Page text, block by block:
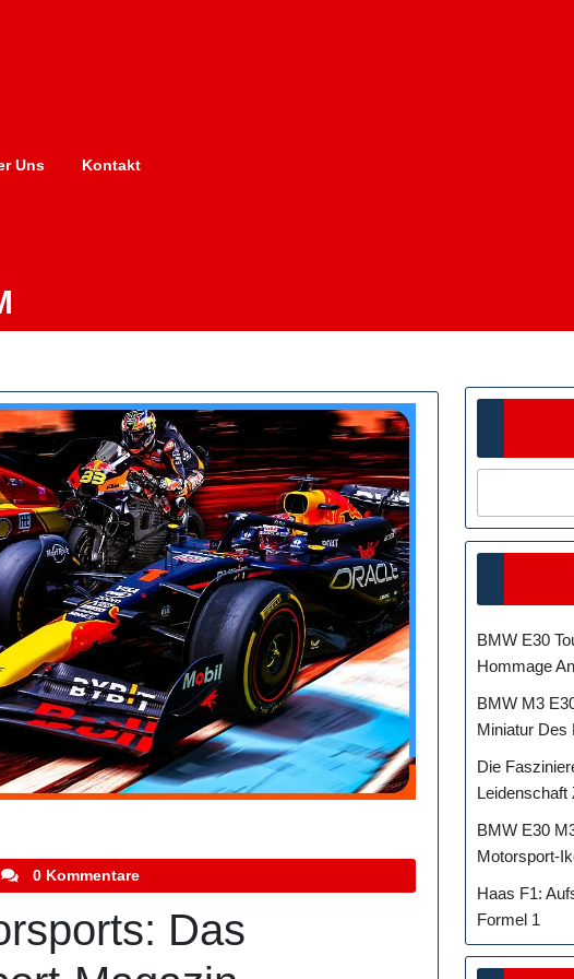
Uns Kontakt
stefanocoletti
0 Kommentare
Das
BMW E30
Hommage
BMW M3
Miniatur Des
Die
Leidenschaft
BMW E30
Motorsport-
Haas F1:
Formel 1